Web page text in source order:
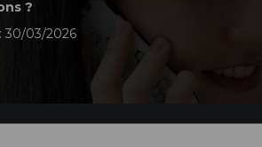
?
30/03/2026